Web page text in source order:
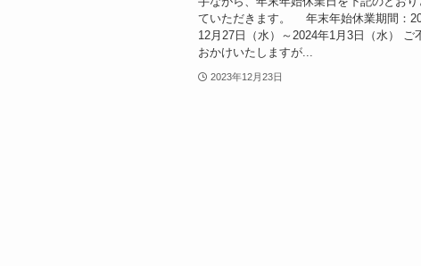
ていただきます。 年末年始休業期間：
12月27日（水）～2024年1月3日（水） ご
おかけいたしますが...
2023年12月23日